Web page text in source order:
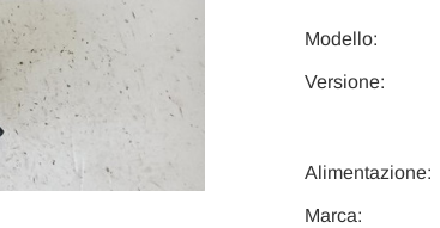
Modello:
Versione:
Alimentazione:
Marca: